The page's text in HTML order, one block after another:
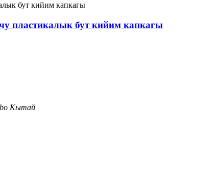
пластикалык бут кийим капкагы
Кытай